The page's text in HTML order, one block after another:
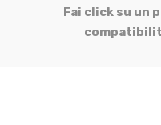
Fai click su un